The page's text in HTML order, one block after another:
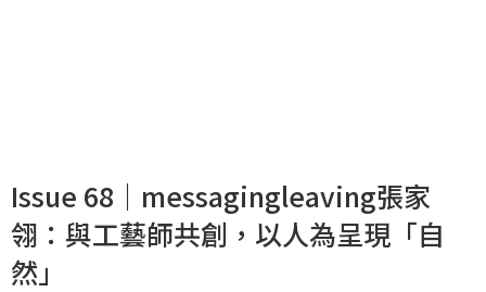
Issue 68｜messagingleaving張家
翎：與工藝師共創，以人為呈現「自
然」